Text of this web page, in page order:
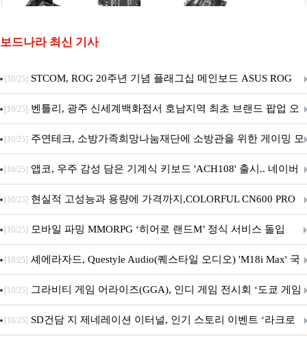
보드나라 최신 기사
[10/25] STCOM, ROG 20주년 기념 플래그십 메인보드 ASUS ROG
Crosshair X870E EDITION 20 국내 출시 예정
[10/25] 벤틀리, 광주 신세계백화점서 호남지역 최초 브랜드 팝업 오
픈
[10/25] 주연테크, 소방가족희망나눔재단에 소방관을 위한 게이밍 모
니터·스마트 펫 침대 기부
[10/25] 앱코, 우주 감성 담은 기계식 키보드 'ACH108' 출시.. 네이버
브랜드데이 기획전 진행
[10/25] 현실적 고성능과 용량에 가격까지,COLORFUL CN600 PRO
M.2 NVMe 디앤디컴 1TB
[10/25] 모바일 파밍 MMORPG ‘히어로 랜드M’ 정식 서비스 돌입
[10/25] 셰에라자드, Questyle Audio(퀘스타일 오디오) 'M18i Max' 국
내 정식 출시
[10/25] 그라비티 게임 어라이즈(GGA), 인디 게임 전시회 ‘도쿄 게임
던전 13’ 참가!
[10/25] SD건담 지 제네레이션 이터널, 인기 스토리 이벤트 ‘라크로